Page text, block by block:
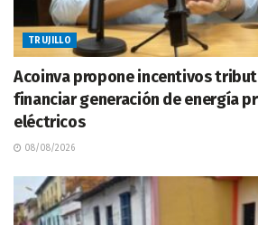
TRUJILLO
Acoinva propone incentivos
financiar generación de energía
eléctricos
08/08/2026